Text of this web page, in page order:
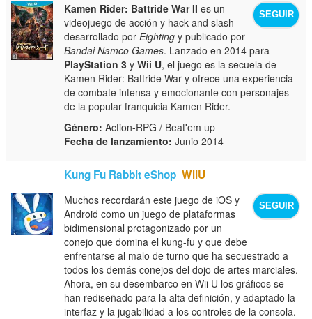
SEGUIR
Kamen Rider: Battride War II es un
videojuego de acción y hack and slash
desarrollado porEighting y publicado por
Bandai Namco Games. Lanzado en 2014 para
PlayStation 3 yWii U, el juego es la secuela de
Kamen Rider: Battride War y ofrece una experiencia
de combate intensa y emocionante con personajes
de la popular franquicia Kamen Rider.
Género: Action-RPG / Beat'em up
Fecha de lanzamiento: Junio 2014
Kung Fu Rabbit eShop WiiU
SEGUIR
Muchos recordarán este juego de iOS y
Android como un juego de plataformas
bidimensional protagonizado por un
conejo que domina el kung-fu y que debe
enfrentarse al malo de turno que ha secuestrado a
todos los demás conejos del dojo de artes marciales.
Ahora, en su desembarco en Wii U los gráficos se
han rediseñado para la alta definición, y adaptado la
interfaz y la jugabilidad a los controles de la consola.